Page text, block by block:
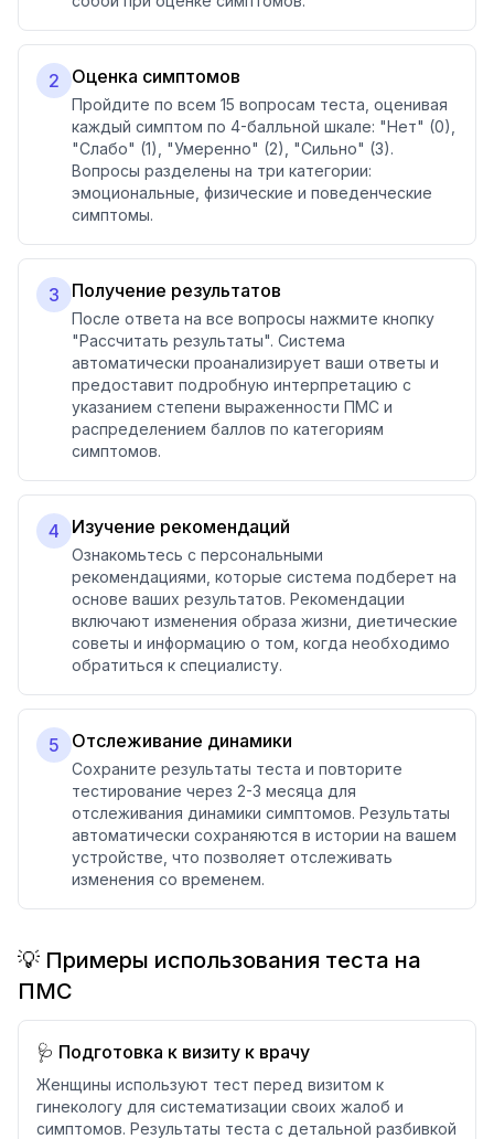
2 Оценка симптомов
Пройдите по всем 15 вопросам теста, оценивая
каждый симптом по 4-балльной шкале: "Нет" (0),
"Слабо" (1), "Умеренно" (2), "Сильно" (3).
Вопросы разделены на три категории:
эмоциональные, физические и поведенческие
симптомы.
3 Получение результатов
После ответа на все вопросы нажмите кнопку
"Рассчитать результаты". Система
автоматически проанализирует ваши ответы и
предоставит подробную интерпретацию с
указанием степени выраженности ПМС и
распределением баллов по категориям
симптомов.
4 Изучение рекомендаций
Ознакомьтесь с персональными
рекомендациями, которые система подберет на
основе ваших результатов. Рекомендации
включают изменения образа жизни, диетические
советы и информацию о том, когда необходимо
обратиться к специалисту.
5 Отслеживание динамики
Сохраните результаты теста и повторите
тестирование через 2-3 месяца для
отслеживания динамики симптомов. Результаты
автоматически сохраняются в истории на вашем
устройстве, что позволяет отслеживать
изменения со временем.
💡 Примеры использования теста на
ПМС
🩺 Подготовка к визиту к врачу
Женщины используют тест перед визитом к
гинекологу для систематизации своих жалоб и
симптомов. Результаты теста с детальной разбивкой